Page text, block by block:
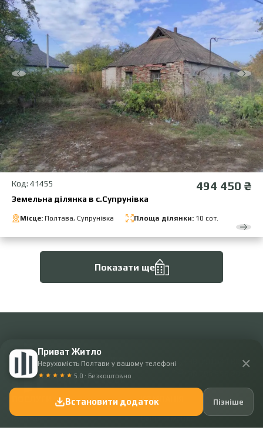
Приват Житло
Нерухомість Полтави у вашому телефоні
5.0 · Безкоштовно
✕
Встановити додаток Пізніше
Код: 41455 494 450 ₴
Земельна ділянка в с.Супрунівка
Місце: Полтава, Супрунівка Площа ділянки: 10 сот.
Показати ще
+38 050 641 80 54
Купити
КОМПАНІЯ
Наша команда